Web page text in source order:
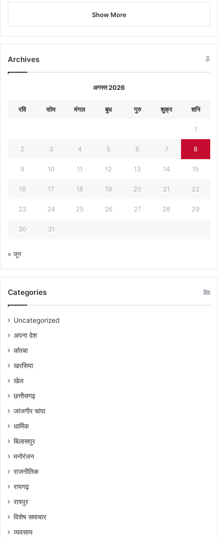
Show More
Archives
अगस्त 2026
रवि सोम मंगल बुध गुरु शुक्र शनि
1
2 3 4 5 6 7 8
9 10 11 12 13 14 15
16 17 18 19 20 21 22
23 24 25 26 27 28 29
30 31
« जून
Categories
Uncategorized
अपना देश
कोरबा
खरसिया
खेल
छत्तीसगढ़
जांजगीर चांपा
धार्मिक
बिलासपुर
मनोरंजन
राजनीतिक
रायगढ़
रायपुर
विशेष समाचार
व्यवसाय